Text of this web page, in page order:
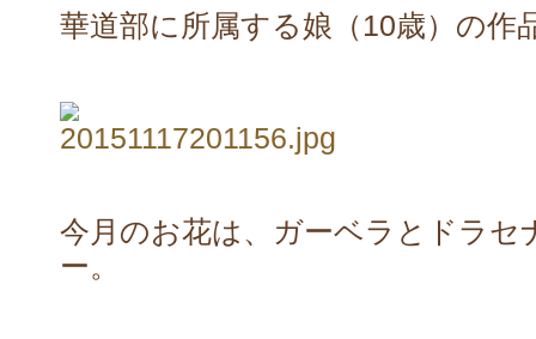
華道部に所属する娘（10歳）の作
今月のお花は、ガーベラとドラセ
ー。